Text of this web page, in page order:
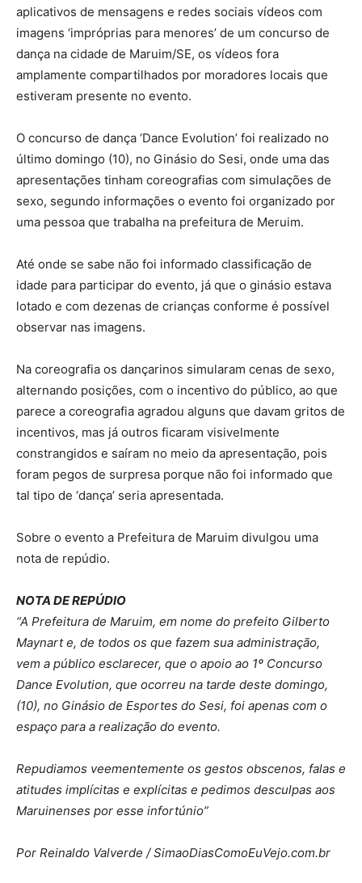
aplicativos de mensagens e redes sociais vídeos com
imagens ‘impróprias para menores’ de um concurso de
dança na cidade de Maruim/SE, os vídeos fora
amplamente compartilhados por moradores locais que
estiveram presente no evento.
O concurso de dança ‘Dance Evolution’ foi realizado no
último domingo (10), no Ginásio do Sesi, onde uma das
apresentações tinham coreografias com simulações de
sexo, segundo informações o evento foi organizado por
uma pessoa que trabalha na prefeitura de Meruim.
Até onde se sabe não foi informado classificação de
idade para participar do evento, já que o ginásio estava
lotado e com dezenas de crianças conforme é possível
observar nas imagens.
Na coreografia os dançarinos simularam cenas de sexo,
alternando posições, com o incentivo do público, ao que
parece a coreografia agradou alguns que davam gritos de
incentivos, mas já outros ficaram visivelmente
constrangidos e saíram no meio da apresentação, pois
foram pegos de surpresa porque não foi informado que
tal tipo de ‘dança’ seria apresentada.
Sobre o evento a Prefeitura de Maruim divulgou uma
nota de repúdio.
NOTA DE REPÚDIO
“A Prefeitura de Maruim, em nome do prefeito Gilberto
Maynart e, de todos os que fazem sua administração,
vem a público esclarecer, que o apoio ao 1º Concurso
Dance Evolution, que ocorreu na tarde deste domingo,
(10), no Ginásio de Esportes do Sesi, foi apenas com o
espaço para a realização do evento.
Repudiamos veementemente os gestos obscenos, falas e
atitudes implícitas e explícitas e pedimos desculpas aos
Maruinenses por esse infortúnio”
Por Reinaldo Valverde / SimaoDiasComoEuVejo.com.br